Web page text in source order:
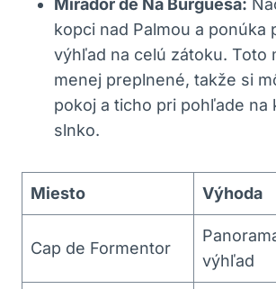
kopci nad Palmou a ponúka
výhľad na celú zátoku. Toto
menej preplnené, takže si
pokoj a ticho pri pohľade na
slnko.
Miesto Výhoda
Cap de Formentor
výhľad